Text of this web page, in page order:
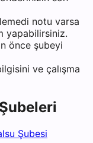
notu varsa
yapabilirsiniz.
önce şubeyi
ve çalışma
Şubeleri
Şubesi